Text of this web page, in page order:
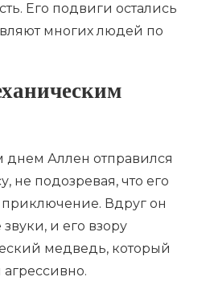
Его подвиги остались
многих людей по
Аллен отправился
не подозревая, что его
Вдруг он
и его взору
медведь, который